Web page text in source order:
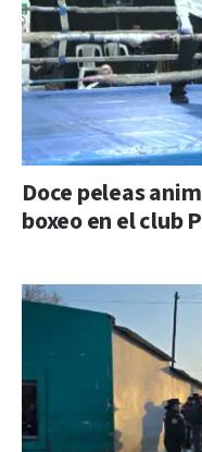
Doce peleas
boxeo en el club